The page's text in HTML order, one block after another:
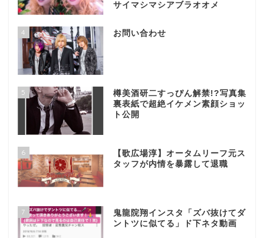
サイマシマシアブラオオメ
4 お問い合わせ
5
樽美酒研二すっぴん解禁!?写真集
裏表紙で超絶イケメン素顔ショッ
ト公開
6
【歌広場淳】オータムリーフ元ス
タッフが内情を暴露して退職
7
鬼龍院翔インスタ「ズバ抜けてダ
ントツに似てる」ド下ネタ動画